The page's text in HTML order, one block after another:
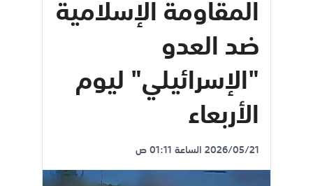
المقاومة الإسلامية
ضد العدو
"الإسرائيلي" ليوم
الأربعاء
2026/05/21 الساعة 01:11 ص